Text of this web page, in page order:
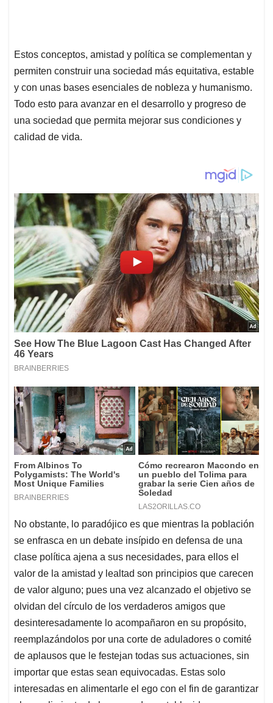
Estos conceptos, amistad y política se complementan y
permiten construir una sociedad más equitativa, estable
y con unas bases esenciales de nobleza y humanismo.
Todo esto para avanzar en el desarrollo y progreso de
una sociedad que permita mejorar sus condiciones y
calidad de vida.
No obstante, lo paradójico es que mientras la población
se enfrasca en un debate insípido en defensa de una
clase política ajena a sus necesidades, para ellos el
valor de la amistad y lealtad son principios que carecen
de valor alguno; pues una vez alcanzado el objetivo se
olvidan del círculo de los verdaderos amigos que
desinteresadamente lo acompañaron en su propósito,
reemplazándolos por una corte de aduladores o comité
de aplausos que le festejan todas sus actuaciones, sin
importar que estas sean equivocadas. Estas solo
interesadas en alimentarle el ego con el fin de garantizar